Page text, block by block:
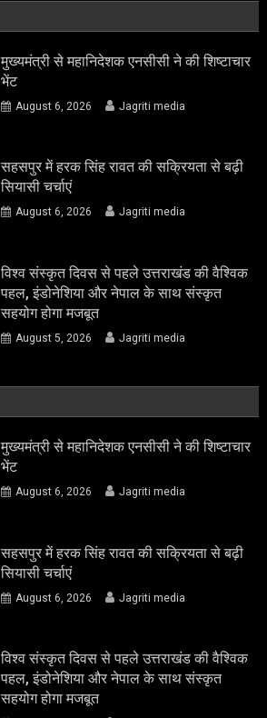
मुख्यमंत्री से महानिदेशक एनसीसी ने की शिष्टाचार
भेंट
August 6, 2026 Jagriti media
सहसपुर में हरक सिंह रावत की सक्रियता से बढ़ी
सियासी चर्चाएं
August 6, 2026 Jagriti media
विश्व संस्कृत दिवस से पहले उत्तराखंड की वैश्विक
पहल, इंडोनेशिया और नेपाल के साथ संस्कृत
सहयोग होगा मजबूत
August 5, 2026 Jagriti media
मुख्यमंत्री से महानिदेशक एनसीसी ने की शिष्टाचार
भेंट
August 6, 2026 Jagriti media
सहसपुर में हरक सिंह रावत की सक्रियता से बढ़ी
सियासी चर्चाएं
August 6, 2026 Jagriti media
विश्व संस्कृत दिवस से पहले उत्तराखंड की वैश्विक
पहल, इंडोनेशिया और नेपाल के साथ संस्कृत
सहयोग होगा मजबूत